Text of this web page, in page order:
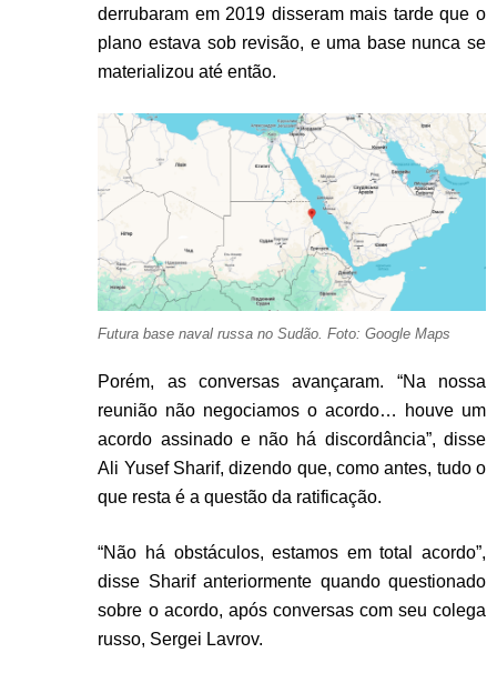
derrubaram em 2019 disseram mais tarde que o
plano estava sob revisão, e uma base nunca se
materializou até então.
Futura base naval russa no Sudão. Foto: Google Maps
Porém, as conversas avançaram. “Na nossa
reunião não negociamos o acordo… houve um
acordo assinado e não há discordância”, disse
Ali Yusef Sharif, dizendo que, como antes, tudo o
que resta é a questão da ratificação.
“Não há obstáculos, estamos em total acordo”,
disse Sharif anteriormente quando questionado
sobre o acordo, após conversas com seu colega
russo, Sergei Lavrov.